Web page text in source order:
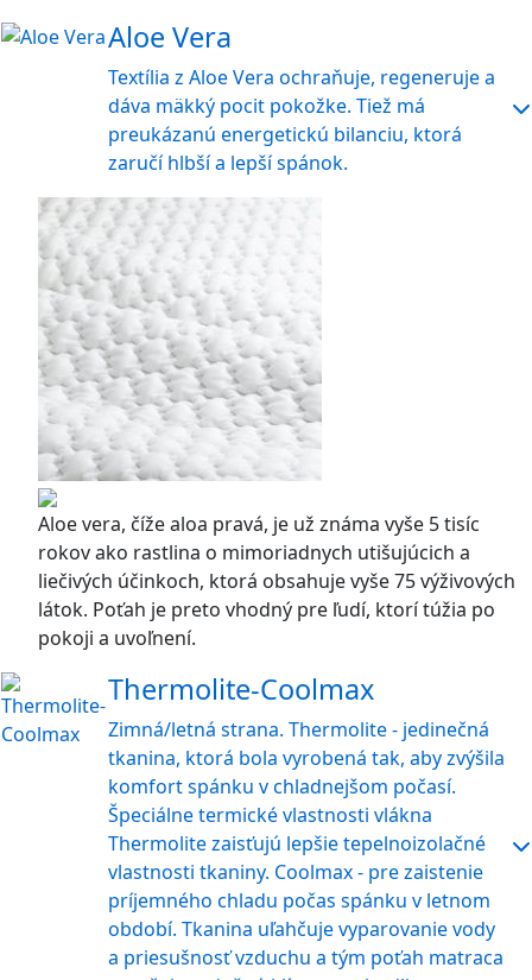
Aloe Vera
Textília z Aloe Vera ochraňuje, regeneruje a
dáva mäkký pocit pokožke. Tiež má
preukázanú energetickú bilanciu, ktorá
zaručí hlbší a lepší spánok.
Aloe vera, číže aloa pravá, je už známa vyše 5 tisíc
rokov ako rastlina o mimoriadnych utišujúcich a
liečivých účinkoch, ktorá obsahuje vyše 75 výživových
látok. Poťah je preto vhodný pre ľudí, ktorí túžia po
pokoji a uvoľnení.
Thermolite-Coolmax
Zimná/letná strana. Thermolite - jedinečná
tkanina, ktorá bola vyrobená tak, aby zvýšila
komfort spánku v chladnejšom počasí.
Špeciálne termické vlastnosti vlákna
Thermolite zaisťujú lepšie tepelnoizolačné
vlastnosti tkaniny. Coolmax - pre zaistenie
príjemného chladu počas spánku v letnom
období. Tkanina uľahčuje vyparovanie vody
a priesušnosť vzduchu a tým poťah matraca